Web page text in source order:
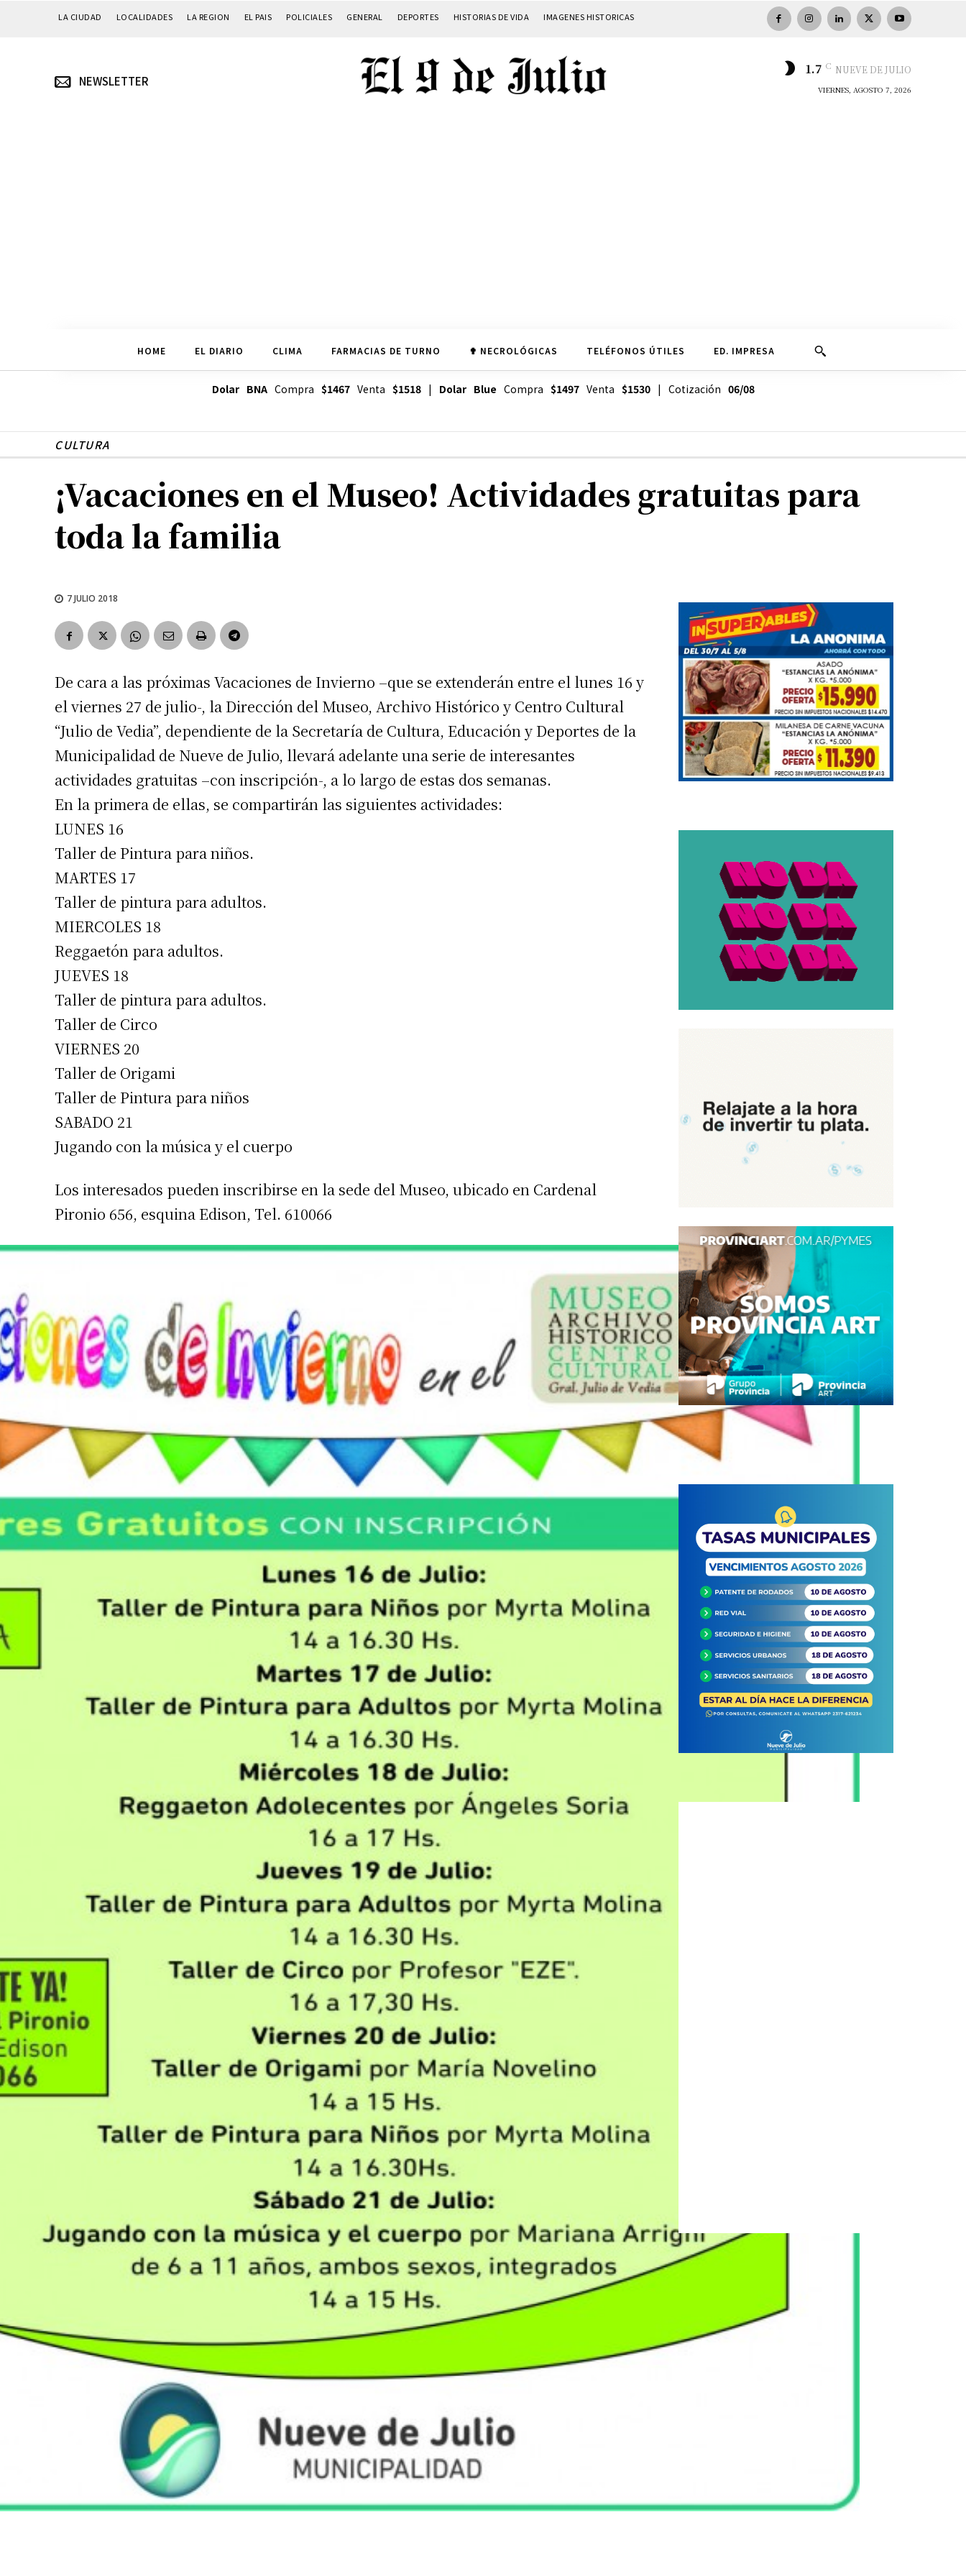
Suscribirme gratis
Dirección de correo electrónico*
Nombre
Apellidos
Número de teléfono
LA CIUDAD LOCALIDADES LA REGION EL PAIS POLICIALES GENERAL DEPORTES HISTORIAS DE VIDA IMAGENES HISTORICAS
NEWSLETTER
1.7 C NUEVE DE JULIO
VIERNES, AGOSTO 7, 2026
HOME EL DIARIO CLIMA FARMACIAS DE TURNO ✟ NECROLÓGICAS TELÉFONOS ÚTILES ED. IMPRESA
Dolar BNACompra $1467Venta $1518| Dolar Blue Compra $1497Venta $1530| Cotización 06/08
CULTURA
¡Vacaciones en el Museo! Actividades gratuitas para
toda la familia
7 JULIO 2018
De cara a las próximas Vacaciones de Invierno –que se extenderán entre el lunes 16 y
el viernes 27 de julio-, la Dirección del Museo, Archivo Histórico y Centro Cultural
“Julio de Vedia”, dependiente de la Secretaría de Cultura, Educación y Deportes de la
Municipalidad de Nueve de Julio, llevará adelante una serie de interesantes
actividades gratuitas –con inscripción-, a lo largo de estas dos semanas.
En la primera de ellas, se compartirán las siguientes actividades:
LUNES 16
Taller de Pintura para niños.
MARTES 17
Taller de pintura para adultos.
MIERCOLES 18
Reggaetón para adultos.
JUEVES 18
Taller de pintura para adultos.
Taller de Circo
VIERNES 20
Taller de Origami
Taller de Pintura para niños
SABADO 21
Jugando con la música y el cuerpo
Los interesados pueden inscribirse en la sede del Museo, ubicado en Cardenal
Pironio 656, esquina Edison, Tel. 610066